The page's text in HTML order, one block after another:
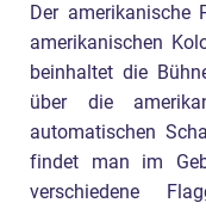
Der amerikanische
amerikanischen
beinhaltet die
über die
automatischen
findet man im
verschiedene